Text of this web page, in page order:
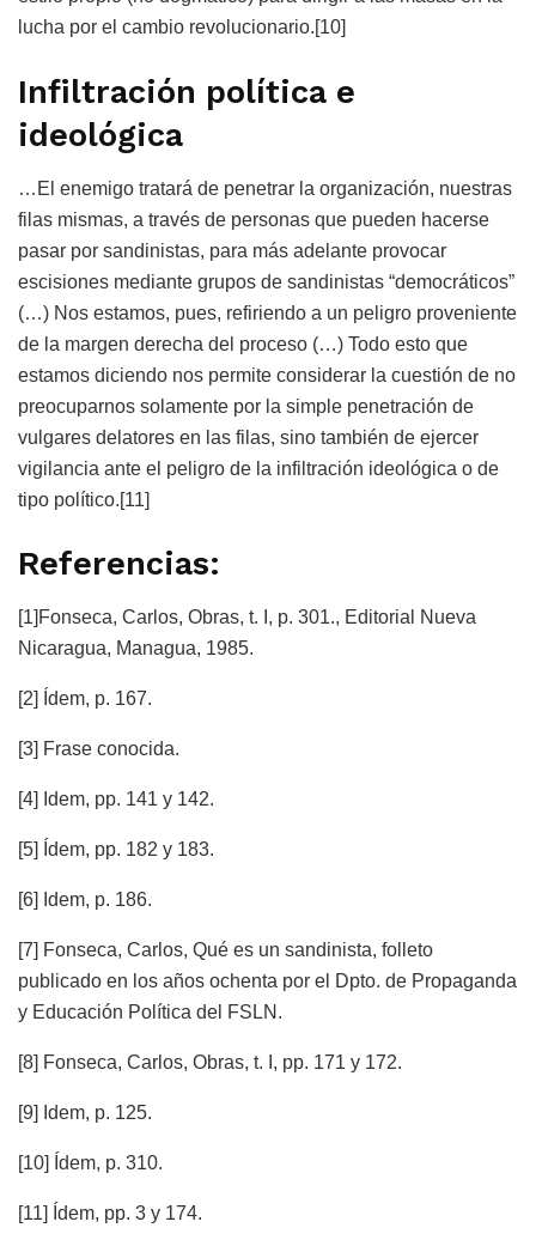
lucha por el cambio revolucionario.[10]
Infiltración política e
ideológica
…El enemigo tratará de penetrar la organización, nuestras
filas mismas, a través de personas que pueden hacerse
pasar por sandinistas, para más adelante provocar
escisiones mediante grupos de sandinistas “democráticos”
(…) Nos estamos, pues, refiriendo a un peligro proveniente
de la margen derecha del proceso (…) Todo esto que
estamos diciendo nos permite considerar la cuestión de no
preocuparnos solamente por la simple penetración de
vulgares delatores en las filas, sino también de ejercer
vigilancia ante el peligro de la infiltración ideológica o de
tipo político.[11]
Referencias:
[1]Fonseca, Carlos, Obras, t. I, p. 301., Editorial Nueva
Nicaragua, Managua, 1985.
[2] Ídem, p. 167.
[3] Frase conocida.
[4] Idem, pp. 141 y 142.
[5] Ídem, pp. 182 y 183.
[6] Idem, p. 186.
[7] Fonseca, Carlos, Qué es un sandinista, folleto
publicado en los años ochenta por el Dpto. de Propaganda
y Educación Política del FSLN.
[8] Fonseca, Carlos, Obras, t. I, pp. 171 y 172.
[9] Idem, p. 125.
[10] Ídem, p. 310.
[11] Ídem, pp. 3 y 174.